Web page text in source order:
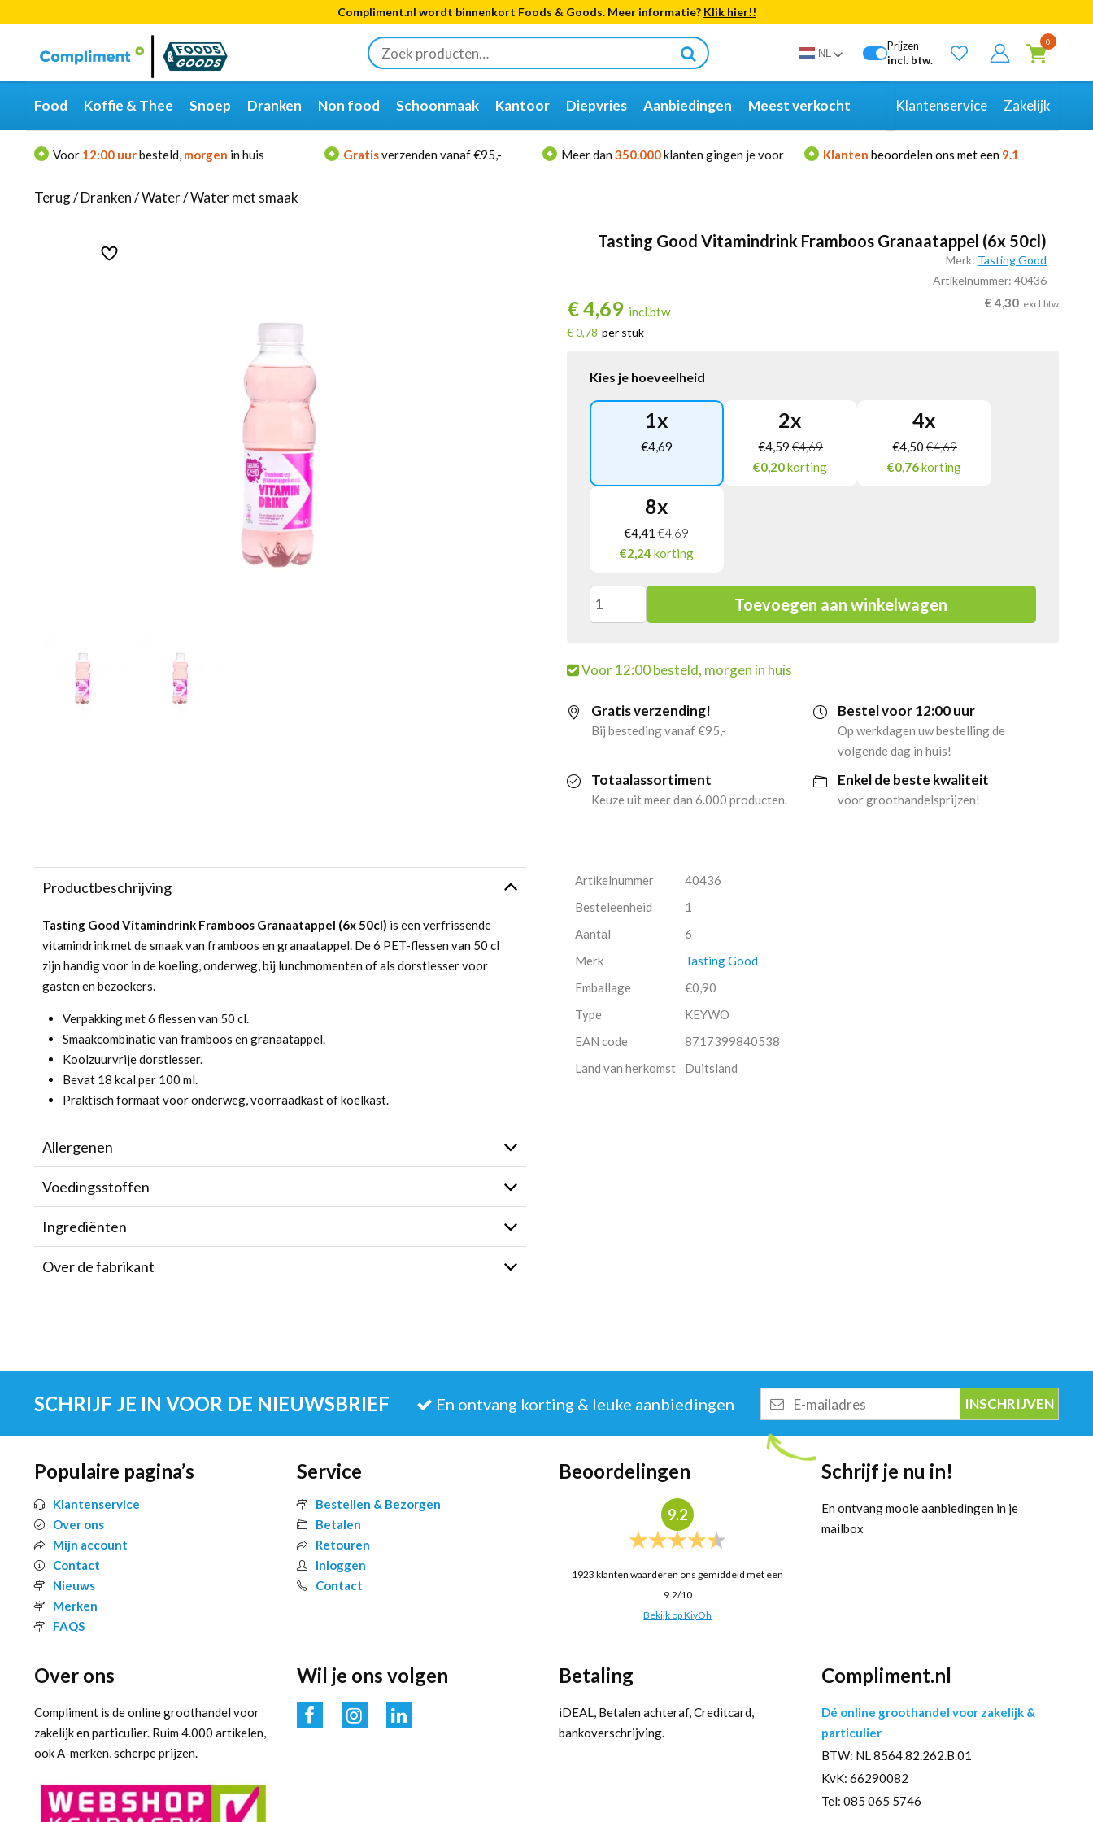
Compliment.nl wordt binnenkort Foods & Goods. Meer informatie? Klik hier!!
Zoeken
naar:
Categorieën
Merken
NL
Prijzen
incl. btw.
0
Food Koffie & Thee Snoep Dranken Non food Schoonmaak Kantoor Diepvries Aanbiedingen Meest verkocht Klantenservice Zakelijk
Voor 12:00 uurbesteld, morgen in huis Gratisverzenden vanaf €95,- Meer dan 350.000klanten gingen je voor Klanten beoordelen ons met een 9.1
Terug/Dranken/Water/Water met smaak
Tasting Good Vitamindrink Framboos Granaatappel (6x 50cl)
Merk: Tasting Good
Artikelnummer: 40436
€4,69 incl.btw
€ 0,78 per stuk
€ 4,30 excl.btw
Kies je hoeveelheid
1x
€4,69
2x
€4,59 €4,69
€0,20korting
4x
€4,50 €4,69
€0,76korting
8x
€4,41 €4,69
€2,24 korting
Tasting
Vitamindrink
Framboos
Toevoegen aan winkelwagen
Voor 12:00 besteld, morgen in huis
Gratis verzending!
Bij besteding vanaf €95,-
Bestel voor 12:00 uur
Op werkdagen uw bestelling de
volgende dag in huis!
Totaalassortiment
Keuze uit meer dan 6.000 producten.
Enkel de beste kwaliteit
voor groothandelsprijzen!
Productbeschrijving
Tasting Good Vitamindrink Framboos Granaatappel (6x 50cl) is een verfrissende
vitamindrink met de smaak van framboos en granaatappel. De 6 PET-flessen van 50 cl
zijn handig voor in de koeling, onderweg, bij lunchmomenten of als dorstlesser voor
gasten en bezoekers.
Verpakking met 6 flessen van 50 cl.
Smaakcombinatie van framboos en granaatappel.
Koolzuurvrije dorstlesser.
Bevat 18 kcal per 100 ml.
Praktisch formaat voor onderweg, voorraadkast of koelkast.
Allergenen
Voedingsstoffen
Ingrediënten
Over de fabrikant
Artikelnummer
40436
Besteleenheid
1
Aantal
6
Merk
Tasting Good
Emballage
€0,90
Type
KEYWO
EAN code
8717399840538
Land van herkomst
Duitsland
SCHRIJF JE IN VOOR DE NIEUWSBRIEF En ontvang korting & leuke aanbiedingen
mailadres
Populaire pagina’s
Klantenservice
Over ons
Mijn account
Contact
Nieuws
Merken
FAQS
Service
Bestellen & Bezorgen
Betalen
Retouren
Inloggen
Contact
Beoordelingen
9.2
1923 klanten waarderen ons gemiddeld met een
9.2/10
Bekijk op KiyOh
Schrijf je nu in!
En ontvang mooie aanbiedingen in je
mailbox
Over ons
Compliment is de online groothandel voor
zakelijk en particulier. Ruim 4.000 artikelen,
ook A-merken, scherpe prijzen.
Wil je ons volgen Betaling
iDEAL, Betalen achteraf, Creditcard,
bankoverschrijving.
Compliment.nl
Dé online groothandel voor zakelijk &
particulier
BTW: NL 8564.82.262.B.01
KvK: 66290082
Tel: 085 065 5746